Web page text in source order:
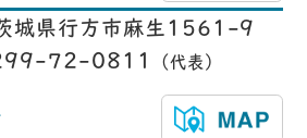
県行方市麻生1561-9
72-0811
（代表）